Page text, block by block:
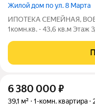
Жилой дом по ул. 8 Марта
ИПОТЕКА СЕМЕЙНАЯ,
1комн.кв. - 43,6 кв.м
спортивная площадка
Школа и Д/С в шаговой
6 380 000 ₽
39,1 м² 1-комн. квартира